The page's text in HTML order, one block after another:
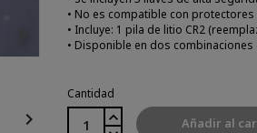

• No es compatible con
• Incluye: 1 pila de litio CR2
• Disponible en dos
Cantidad
Añadir al